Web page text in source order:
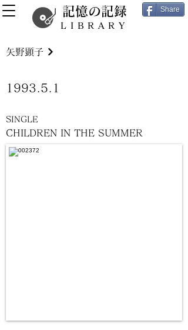
記憶の記録
LIBRARY
Share
CHILDREN IN THE SUMMER
矢野顕子
1993.5.1
SINGLE